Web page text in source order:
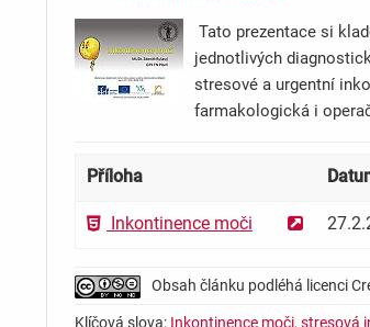
Tato prezentace si
jednotlivých
stresové a urgentní
farmakologická i
Příloha
Inkontinence moči
Obsah článku podléhá licenci
Klíčová slova: Inkontinence moči, stresová